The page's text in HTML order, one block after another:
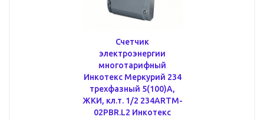
Счетчик
электроэнергии
многотарифный
Инкотекс Меркурий 234
трехфазный 5(100)А,
ЖКИ, кл.т. 1/2 234ARTM-
02PBR.L2 Инкотекс